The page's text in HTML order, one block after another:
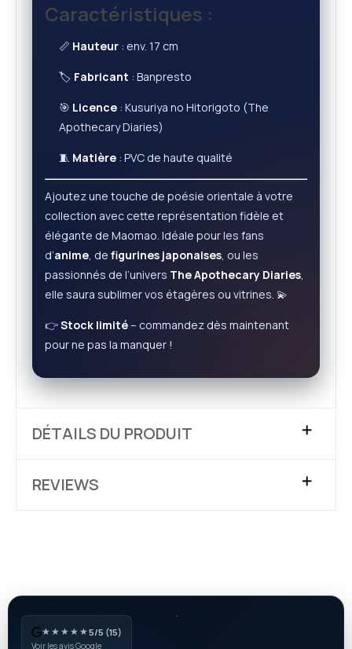
Caractéristiques :
📏 Hauteur : env. 17 cm
🏷️ Fabricant : Banpresto
🎯 Licence : Kusuriya no Hitorigoto (The
Apothecary Diaries)
🧵 Matière : PVC de haute qualité
Ajoutez une touche de poésie orientale à votre
collection avec cette représentation fidèle et
élégante de Maomao. Idéale pour les fans
d’anime, de figurines japonaises, ou les
passionnés de l’univers The Apothecary Diaries,
elle saura sublimer vos étagères ou vitrines. 💫
👉Stock limité– commandez dès maintenant
pour ne pas la manquer !
DÉTAILS DU PRODUIT
REVIEWS
★★★★★5/5 (15)
Voir les avis Google